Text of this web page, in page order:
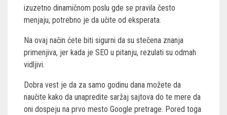
izuzetno dinamičnom poslu gde se pravila često
menjaju, potrebno je da učite od eksperata.
Na ovaj način ćete biti sigurni da su stečena znanja
primenjiva, jer kada je SEO u pitanju, rezulati su odmah
vidljivi.
Dobra vest je da za samo godinu dana možete da
naučite kako da unapredite saržaj sajtova do te mere da
oni dospeju na prvo mesto Google pretrage. Pored toga